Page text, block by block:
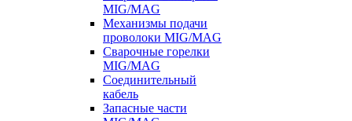
MIG/MAG
Механизмы подачи
проволоки MIG/MAG
Сварочные горелки
MIG/MAG
Соединительный
кабель
Запасные части